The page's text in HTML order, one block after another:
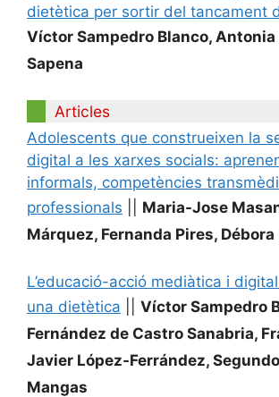
dietètica per sortir del tancament
Víctor Sampedro Blanco, Antonia
Sapena
Articles
Adolescents que construeixen la
digital a les xarxes socials:
informals, competències
professionals
Maria-Jose
Márquez, Fernanda Pires,
L’educació-acció mediàtica i
una dietètica
Víctor Sampedro
Fernández de Castro Sanabria,
Javier López-Ferrández,
Mangas